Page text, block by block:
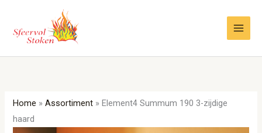
inhoud
Home »Assortiment » Element4 Summum 190 3-zijdige
haard